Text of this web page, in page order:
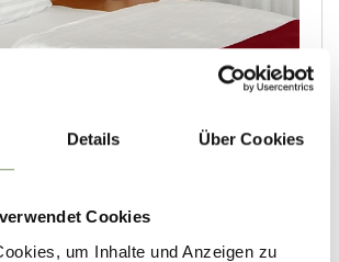
Details Über Cookies
Cookies
um Inhalte und Anzeigen zu